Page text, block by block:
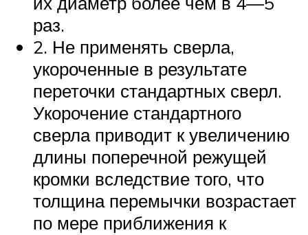
раз.
2. Не применять сверла,
укороченные в результате
переточки стандартных сверл.
Укорочение стандартного
сверла приводит к увеличению
длины поперечной режущей
кромки вследствие того, что
толщина перемычки возрастает
по мере приближения к